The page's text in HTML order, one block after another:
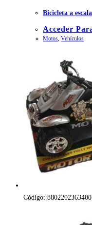
Bicicleta a
Acceder
Motos, Vehículos
Código: 8802202363400